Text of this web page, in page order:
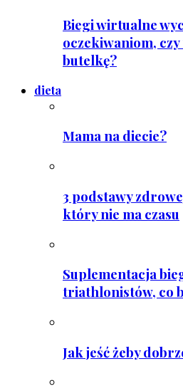
Biegi wirtualne
oczekiwaniom,
butelkę?
dieta
Mama na diecie?
3 podstawy
który nie ma czasu
Suplementacja
triathlonistów, co
Jak jeść żeby